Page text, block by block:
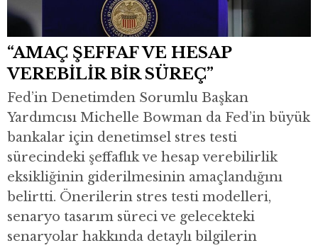
“AMAÇ ŞEFFAF VE HESAP
VEREBİLİR BİR SÜREÇ”
Fed’in Denetimden Sorumlu Başkan
Yardımcısı Michelle Bowman da Fed’in büyük
bankalar için denetimsel stres testi
sürecindeki şeffaflık ve hesap verebilirlik
eksikliğinin giderilmesinin amaçlandığını
belirtti. Önerilerin stres testi modelleri,
senaryo tasarım süreci ve gelecekteki
senaryolar hakkında detaylı bilgilerin